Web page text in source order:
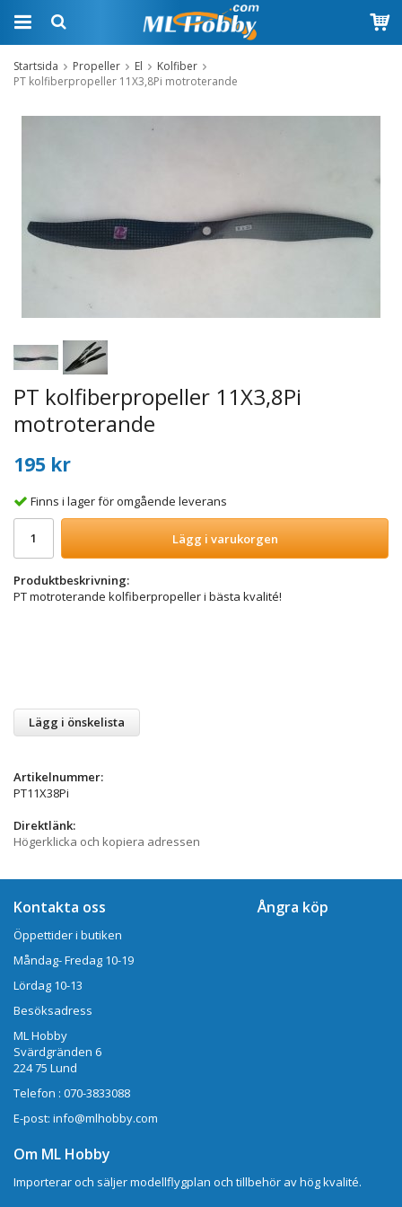
Startsida Propeller El
Kolfiber
PT kolfiberpropeller 11X3,8Pi motroterande
PT kolfiberpropeller 11X3,8Pi
motroterande
195 kr
Finns i lager för omgående leverans
Lägg i varukorgen
Produktbeskrivning:
PT motroterande kolfiberpropeller i bästa kvalité!
Lägg i önskelista
Artikelnummer:
PT11X38Pi
Direktlänk:
Högerklicka och kopiera adressen
Kontakta oss
Öppettider i butiken
Måndag- Fredag 10-19
Lördag 10-13
Besöksadress
ML Hobby
Svärdgränden 6
224 75 Lund
Telefon : 070-3833088
E-post: info@mlhobby.com
Ångra köp
Om ML Hobby
Importerar och säljer modellflygplan och tillbehör av hög kvalité.